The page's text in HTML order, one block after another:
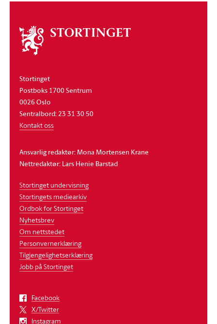
Om
stortinget
Stortinget
Postboks 1700 Sentrum
0026 Oslo
Sentralbord: 23 31 30 50
Kontakt oss
Ansvarlig redaktør: Mona Mortensen Krane
Nettredaktør: Lars Henie Barstad
Stortinget undervisning
Stortingets mediearkiv
Ordbok for Stortinget
Nyhetsbrev
Om nettstedet
Personvernerklæring
Tilgjengelighetserklæring
Jobb på Stortinget
Facebook
X/Twitter
Instagram